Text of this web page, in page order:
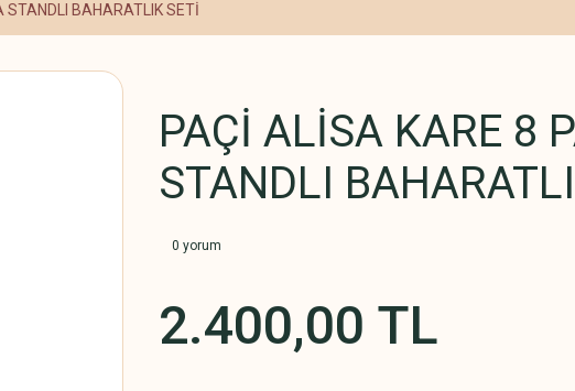
STANDLI BAHARATLIK SETİ
PAÇİ ALİSA KARE 8
STANDLI
0 yorum
2.400,00 TL